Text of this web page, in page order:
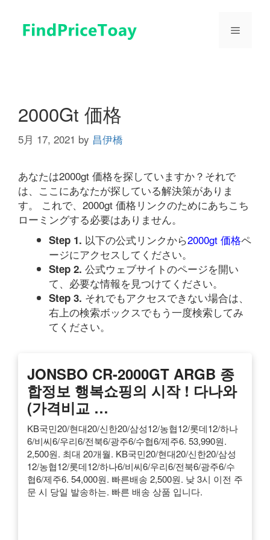
メ
2000Gt 価格
5月 17, 2021 by 昌伊橋
あなたは2000gt 価格を探していますか？それで
は、ここにあなたが探している解決策がありま
す。 これで、2000gt 価格リンクのためにあちこち
ローミングする必要はありません。
Step 1. 以下の公式リンクから2000gt 価格ペ
ージにアクセスしてください。
Step 2. 公式ウェブサイトのページを開い
て、必要な情報を見つけてください。
Step 3. それでもアクセスできない場合は、
右上の検索ボックスでもう一度検索してみ
てください。
JONSBO CR-2000GT ARGB 종
합정보 행복쇼핑의 시작 ! 다나와
(가격비교 …
KB국민20/현대20/신한20/삼성12/농협12/롯데12/하나
6/비씨6/우리6/전북6/광주6/수협6/제주6. 53,990원.
2,500원. 최대 20개월. KB국민20/현대20/신한20/삼성
12/농협12/롯데12/하나6/비씨6/우리6/전북6/광주6/수
협6/제주6. 54,000원. 빠른배송 2,500원. 낮 3시 이전 주
문 시 당일 발송하는. 빠른 배송 상품 입니다.